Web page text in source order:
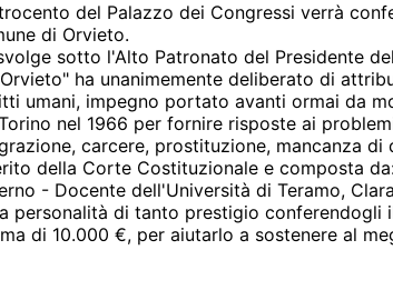
del Palazzo dei Congressi verrà
di Orvieto.
sotto l'Alto Patronato del Presidente
ha unanimemente deliberato di
umani, impegno portato avanti ormai da
nel 1966 per fornire risposte ai
carcere, prostituzione, mancanza di
della Corte Costituzionale e composta
- Docente dell'Università di Teramo,
personalità di tanto prestigio
di 10.000 €, per aiutarlo a sostenere al